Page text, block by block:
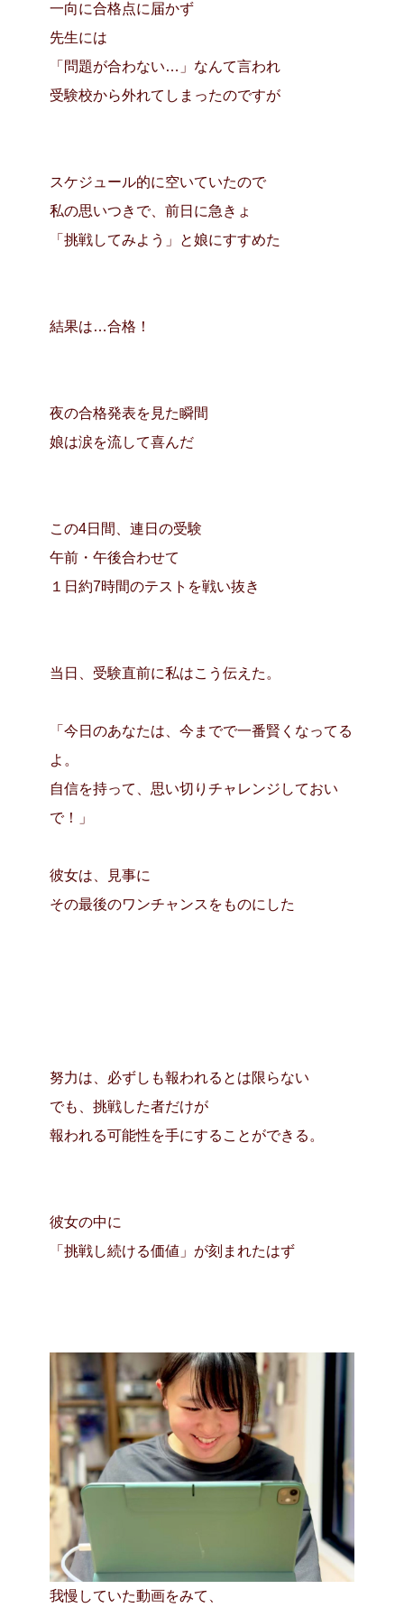
一向に合格点に届かず
先生には
「問題が合わない…」なんて言われ
受験校から外れてしまったのですが
スケジュール的に空いていたので
私の思いつきで、前日に急きょ
「挑戦してみよう」と娘にすすめた
結果は…合格！
夜の合格発表を見た瞬間
娘は涙を流して喜んだ
この4日間、連日の受験
午前・午後合わせて
１日約7時間のテストを戦い抜き
当日、受験直前に私はこう伝えた。
「今日のあなたは、今までで一番賢くなってる
よ。
自信を持って、思い切りチャレンジしておい
で！」
彼女は、見事に
その最後のワンチャンスをものにした
努力は、必ずしも報われるとは限らない
でも、挑戦した者だけが
報われる可能性を手にすることができる。
彼女の中に
「挑戦し続ける価値」が刻まれたはず
我慢していた動画をみて、